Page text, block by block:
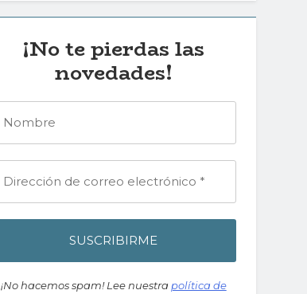
¡No te pierdas las
novedades!
¡No hacemos spam! Lee nuestra política de